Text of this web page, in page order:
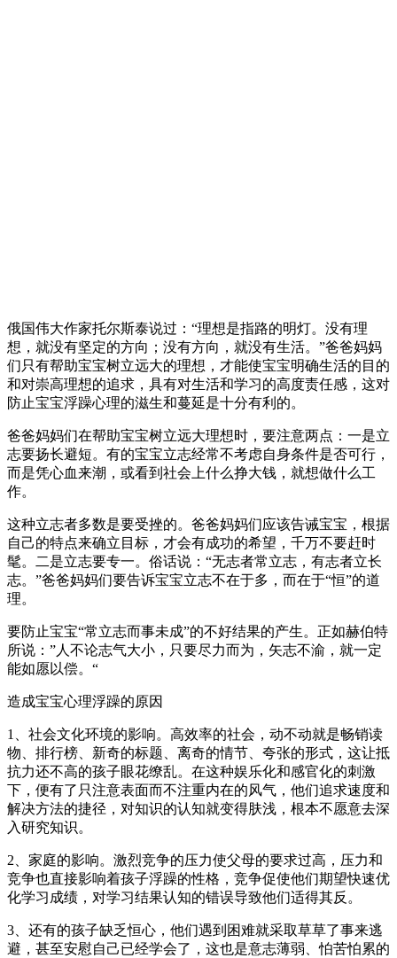
俄国伟大作家托尔斯泰说过：“理想是指路的明灯。没有理
想，就没有坚定的方向；没有方向，就没有生活。”爸爸妈妈
们只有帮助宝宝树立远大的理想，才能使宝宝明确生活的目的
和对崇高理想的追求，具有对生活和学习的高度责任感，这对
防止宝宝浮躁心理的滋生和蔓延是十分有利的。
爸爸妈妈们在帮助宝宝树立远大理想时，要注意两点：一是立
志要扬长避短。有的宝宝立志经常不考虑自身条件是否可行，
而是凭心血来潮，或看到社会上什么挣大钱，就想做什么工
作。
这种立志者多数是要受挫的。爸爸妈妈们应该告诫宝宝，根据
自己的特点来确立目标，才会有成功的希望，千万不要赶时
髦。二是立志要专一。俗话说：“无志者常立志，有志者立长
志。”爸爸妈妈们要告诉宝宝立志不在于多，而在于“恒”的道
理。
要防止宝宝“常立志而事未成”的不好结果的产生。正如赫伯特
所说：”人不论志气大小，只要尽力而为，矢志不渝，就一定
能如愿以偿。“
造成宝宝心理浮躁的原因
1、社会文化环境的影响。高效率的社会，动不动就是畅销读
物、排行榜、新奇的标题、离奇的情节、夸张的形式，这让抵
抗力还不高的孩子眼花缭乱。在这种娱乐化和感官化的刺激
下，便有了只注意表面而不注重内在的风气，他们追求速度和
解决方法的捷径，对知识的认知就变得肤浅，根本不愿意去深
入研究知识。
2、家庭的影响。激烈竞争的压力使父母的要求过高，压力和
竞争也直接影响着孩子浮躁的性格，竞争促使他们期望快速优
化学习成绩，对学习结果认知的错误导致他们适得其反。
3、还有的孩子缺乏恒心，他们遇到困难就采取草草了事来逃
避，甚至安慰自己已经学会了，这也是意志薄弱、怕苦怕累的